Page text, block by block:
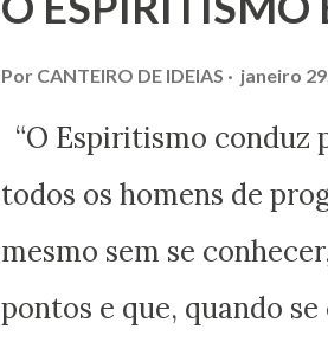
de Menezes, parente do
Rio de Janeiro, do
particularmente, da
sobrinha-bisneta de
conseguimos montar a
Por CANTEIRO DE IDEIAS janeiro
“O Espiritismo conduz
todos os homens de
mesmo sem se
pontos e que, quando